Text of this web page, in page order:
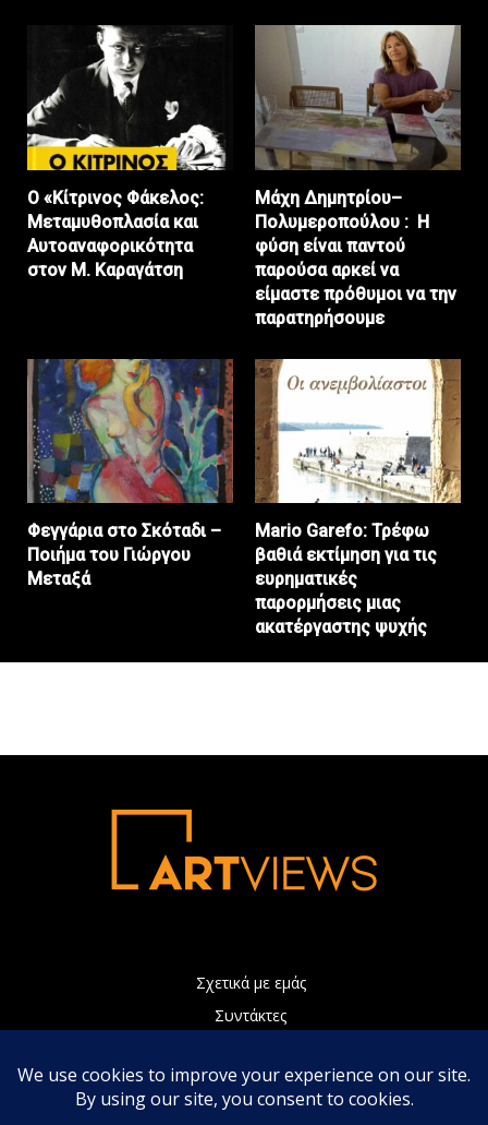
Ο «Κίτρινος Φάκελος:
Μεταμυθοπλασία και
Αυτοαναφορικότητα
στον Μ. Καραγάτση
Μάχη Δημητρίου–
Πολυμεροπούλου : Η
φύση είναι παντού
παρούσα αρκεί να
είμαστε πρόθυμοι να την
παρατηρήσουμε
Φεγγάρια στο Σκόταδι –
Ποιήμα του Γιώργου
Μεταξά
Mario Garefo: Τρέφω
βαθιά εκτίμηση για τις
ευρηματικές
παρορμήσεις μιας
ακατέργαστης ψυχής
Σχετικά με εμάς
Συντάκτες
Πολιτική Απορρήτου
Επικοινωνία